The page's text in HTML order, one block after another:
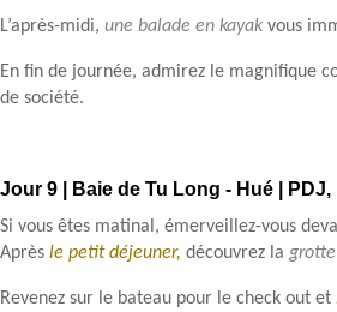
L’après-midi, une balade en kayak vous
En fin de journée, admirez le magnifique
de société.
Jour 9 | Baie de Tu Long - Hué | PDJ,
Si vous êtes matinal, émerveillez-vous
Après le petit déjeuner, découvrez la grotte
Revenez sur le bateau pour le check out et